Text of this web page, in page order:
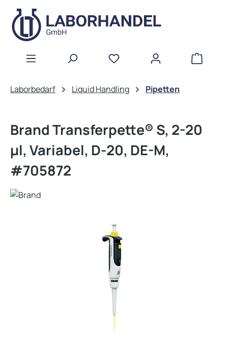
Zum Hauptinhalt springen
Laborbedarf Liquid Handling Pipetten
Brand Transferpette® S, 2-20
µl, Variabel, D-20, DE-M,
#705872